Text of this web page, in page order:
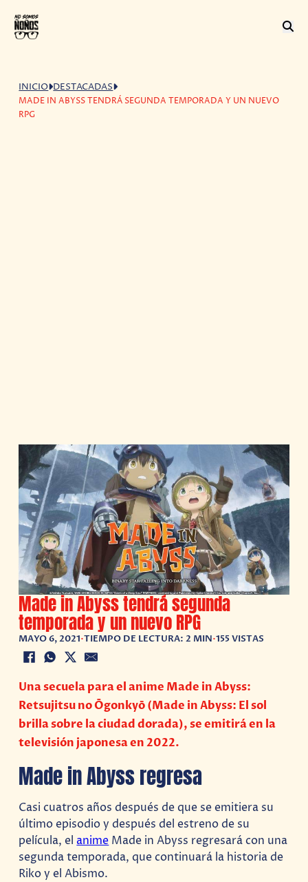
INICIO DESTACADAS
MADE IN ABYSS TENDRÁ SEGUNDA TEMPORADA Y UN NUEVO
RPG
Made in Abyss tendrá segunda
temporada y un nuevo RPG
MAYO 6, 2021•TIEMPO DE LECTURA: 2 MIN•155 VISTAS
Una secuela para el anime Made in Abyss:
Retsujitsu no Ōgonkyō (Made in Abyss: El sol
brilla sobre la ciudad dorada), se emitirá en la
televisión japonesa en 2022.
Made in Abyss regresa
Casi cuatros años después de que se emitiera su
último episodio y después del estreno de su
película, el anime Made in Abyss regresará con una
segunda temporada, que continuará la historia de
Riko y el Abismo.